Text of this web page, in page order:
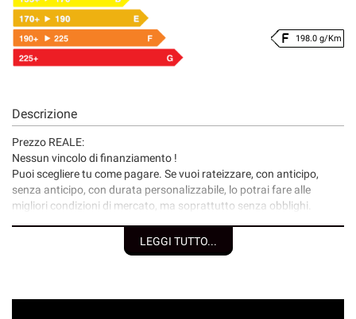
198.0 g/Km
Descrizione
Prezzo REALE:
Nessun vincolo di finanziamento !
Puoi scegliere tu come pagare. Se vuoi rateizzare, con anticipo,
senza anticipo, con durata personalizzabile, lo potrai fare alle
migliori condizioni di mercato, ma soprattutto senza obblighi.
• Consegna a domicilio;
(privati/ditte individuali/società);
LEGGI TUTTO...